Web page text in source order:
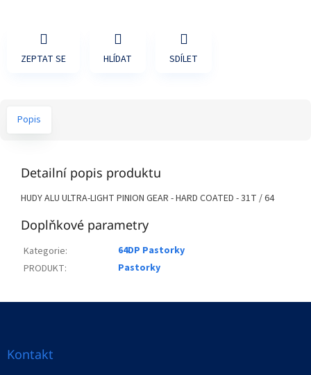
ZEPTAT SE HLÍDAT SDÍLET
Popis
Detailní popis produktu
HUDY ALU ULTRA-LIGHT PINION GEAR - HARD COATED - 31T / 64
Doplňkové parametry
Kategorie:
64DP Pastorky
PRODUKT: Pastorky
Kontakt